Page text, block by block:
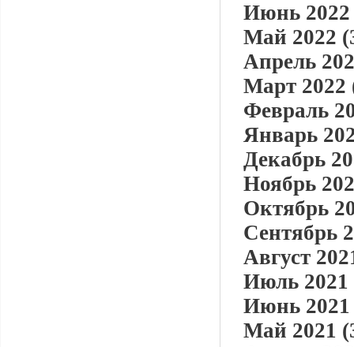
Июнь 2022
Май 2022
Апрель
Март 2022
Февраль
Январь
Декабрь
Ноябрь
Октябрь
Сентябрь
Август
Июль 2021
Июнь 2021
Май 2021